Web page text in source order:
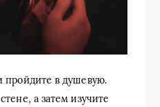
пройдите в душевую.
а затем изучите